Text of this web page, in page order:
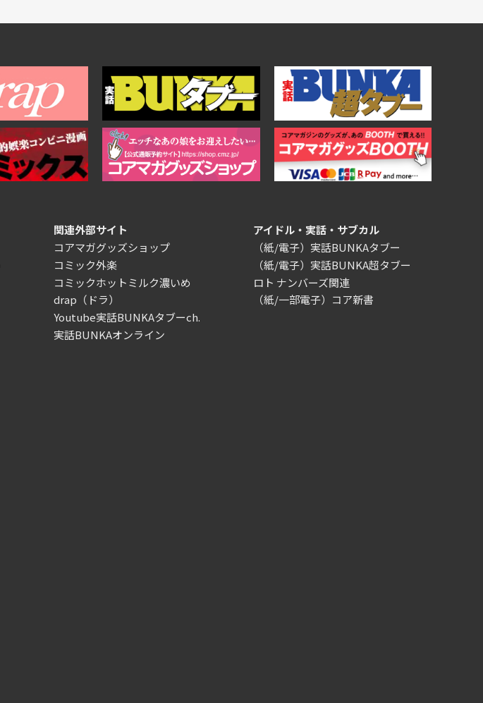
関連外部サイト
コアマガグッズショップ
コミック外楽
コミックホットミルク濃いめ
drap（ドラ）
Youtube実話BUNKAタブーch.
実話BUNKAオンライン
アイドル・実話・サブカル
（紙/電子）実話BUNKAタブー
（紙/電子）実話BUNKA超タブー
ロト ナンバーズ関連
（紙/一部電子）コア新書